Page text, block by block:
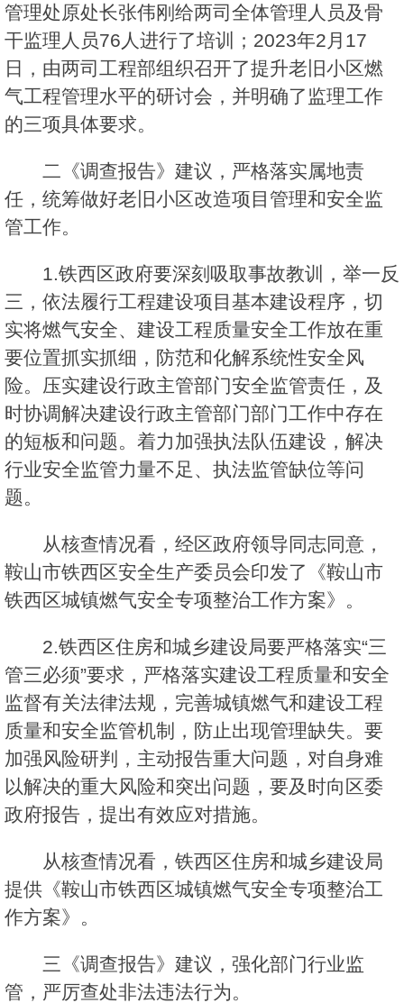
管理处原处长张伟刚给两司全体管理人员及骨
干监理人员76人进行了培训；2023年2月17
日，由两司工程部组织召开了提升老旧小区燃
气工程管理水平的研讨会，并明确了监理工作
的三项具体要求。
二《调查报告》建议，严格落实属地责
任，统筹做好老旧小区改造项目管理和安全监
管工作。
1.铁西区政府要深刻吸取事故教训，举一反
三，依法履行工程建设项目基本建设程序，切
实将燃气安全、建设工程质量安全工作放在重
要位置抓实抓细，防范和化解系统性安全风
险。压实建设行政主管部门安全监管责任，及
时协调解决建设行政主管部门部门工作中存在
的短板和问题。着力加强执法队伍建设，解决
行业安全监管力量不足、执法监管缺位等问
题。
从核查情况看，经区政府领导同志同意，
鞍山市铁西区安全生产委员会印发了《鞍山市
铁西区城镇燃气安全专项整治工作方案》。
2.铁西区住房和城乡建设局要严格落实“三
管三必须”要求，严格落实建设工程质量和安全
监督有关法律法规，完善城镇燃气和建设工程
质量和安全监管机制，防止出现管理缺失。要
加强风险研判，主动报告重大问题，对自身难
以解决的重大风险和突出问题，要及时向区委
政府报告，提出有效应对措施。
从核查情况看，铁西区住房和城乡建设局
提供《鞍山市铁西区城镇燃气安全专项整治工
作方案》。
三《调查报告》建议，强化部门行业监
管，严厉查处非法违法行为。